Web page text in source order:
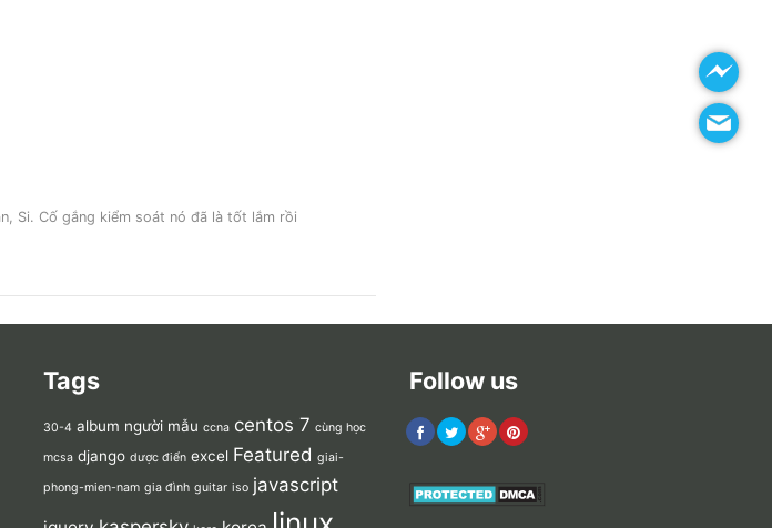
Si. Cố gắng kiểm soát nó đã là tốt lắm rồi
Tags
30-4 album người mẫu ccna centos 7 cùng học
mcsa django dược điển excel Featured giai-
phong-mien-nam gia đình guitar iso javascript
Follow us